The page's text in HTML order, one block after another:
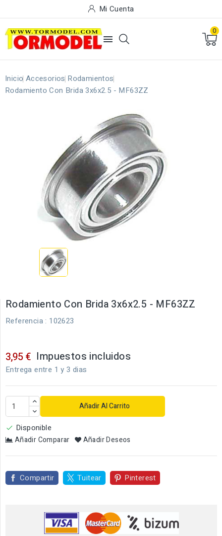
Mi Cuenta

0
Inicio Accesorios Rodamientos
Rodamiento Con Brida 3x6x2.5 - MF63ZZ
Rodamiento Con Brida 3x6x2.5 - MF63ZZ
Referencia : 102623
3,95 € Impuestos incluidos
Entrega entre 1 y 3 dias
Añadir Al Carrito
 Disponible
Añadir Comparar Añadir Deseos
Compartir Tuitear Pinterest